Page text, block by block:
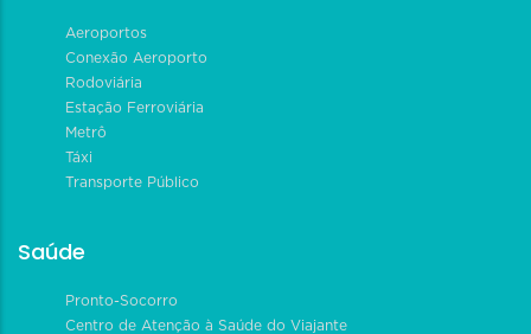
Aeroportos
Conexão Aeroporto
Rodoviária
Estação Ferroviária
Metrô
Táxi
Transporte Público
Saúde
Pronto-Socorro
Centro de Atenção à Saúde do Viajante